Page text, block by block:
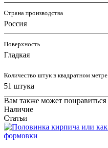
Страна производства
Россия
Поверхность
Гладкая
Количество штук в квадратном метре
51 штука
Вам также может понравиться
Наличие
Статьи